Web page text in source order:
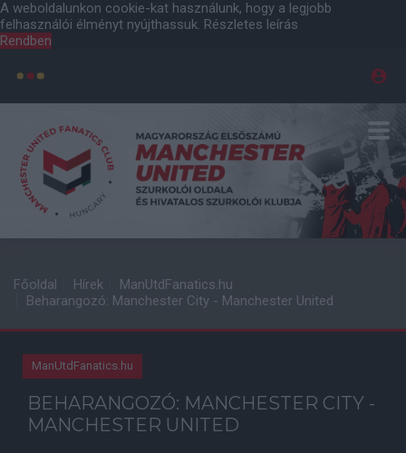
A weboldalunkon cookie-kat használunk, hogy a legjobb
felhasználói élményt nyújthassuk. Részletes leírás
Rendben
Főoldal Hírek
ManUtdFanatics.hu
Beharangozó: Manchester City - Manchester United
ManUtdFanatics.hu
BEHARANGOZÓ: MANCHESTER CITY -
MANCHESTER UNITED